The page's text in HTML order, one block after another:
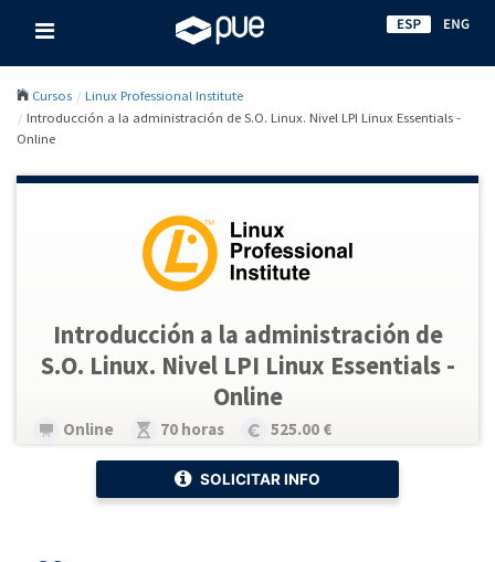
Cursos
Linux Professional Institute
Introducción a la administración de S.O. Linux. Nivel LPI Linux Essentials -
Online
Introducción a la administración de
S.O. Linux. Nivel LPI Linux Essentials -
Online
Online 70 horas 525.00 €
SOLICITAR INFO